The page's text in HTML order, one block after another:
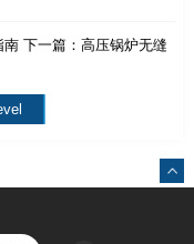
南 下一篇：高压锅炉无缝